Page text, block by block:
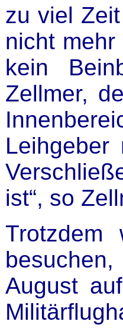
zu viel
nicht
kein
Zellmer,
ist“, so
Trotzdem
August